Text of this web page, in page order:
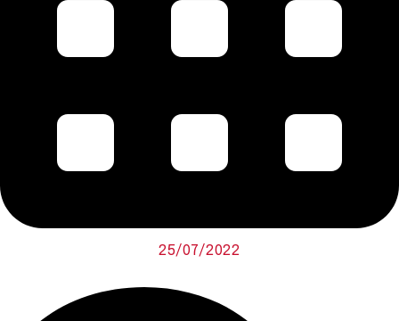
25/07/2022